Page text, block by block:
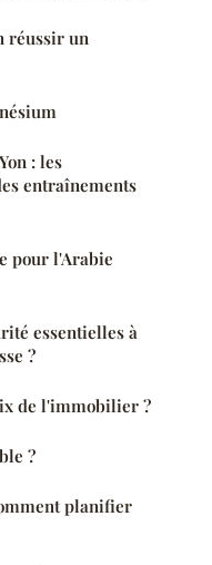
réussir un
: les
entraînements
pour l'Arabie
essentielles à
?
de l'immobilier ?
?
planifier